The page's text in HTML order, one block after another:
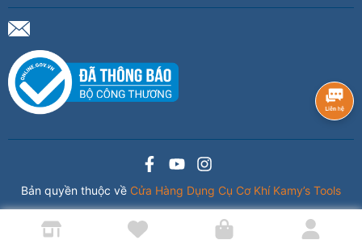
Bản quyền thuộc về Cửa Hàng Dụng Cụ Cơ Khí Kamy’s Tools